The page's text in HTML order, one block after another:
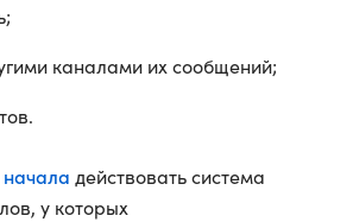
каналами их сообщений;
начала действовать система
у которых